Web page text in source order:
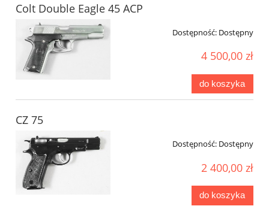
Colt Double Eagle 45 ACP
Dostępność: Dostępny
4 500,00 zł
do koszyka
CZ 75
Dostępność: Dostępny
2 400,00 zł
do koszyka